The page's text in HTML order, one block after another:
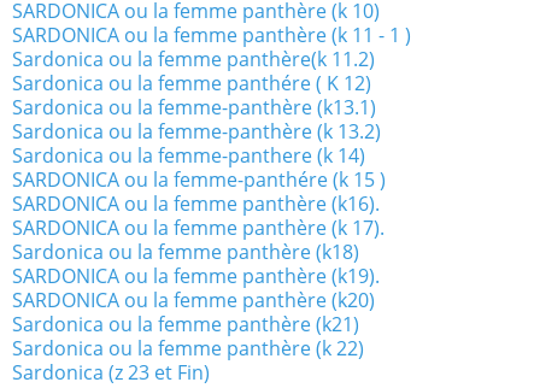
SARDONICA ou la femme panthère (k 10)
SARDONICA ou la femme panthère (k 11 - 1 )
Sardonica ou la femme panthère(k 11.2)
Sardonica ou la femme panthére ( K 12)
Sardonica ou la femme-panthère (k13.1)
Sardonica ou la femme-panthère (k 13.2)
Sardonica ou la femme-panthere (k 14)
SARDONICA ou la femme-panthére (k 15 )
SARDONICA ou la femme panthère (k16).
SARDONICA ou la femme panthère (k 17).
Sardonica ou la femme panthère (k18)
SARDONICA ou la femme panthère (k19).
SARDONICA ou la femme panthère (k20)
Sardonica ou la femme panthère (k21)
Sardonica ou la femme panthère (k 22)
Sardonica (z 23 et Fin)